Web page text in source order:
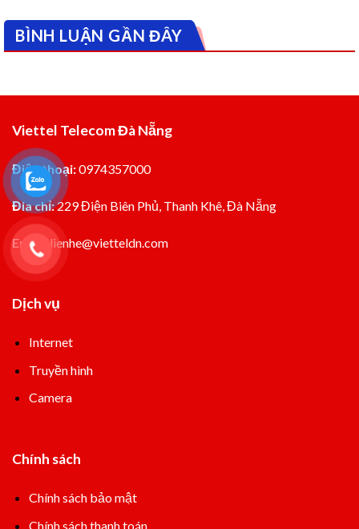
BÌNH LUẬN GẦN ĐÂY
Viettel Telecom Đà Nẵng
Điện thoại:0974357000
Đia chỉ:229 Điện Biên Phủ, Thanh Khê, Đà Nẵng
Email: lienhe@vietteldn.com
Dịch vụ
Internet
Truyền hình
Camera
Chính sách
Chính sách bảo mật
Chính sách thanh toán